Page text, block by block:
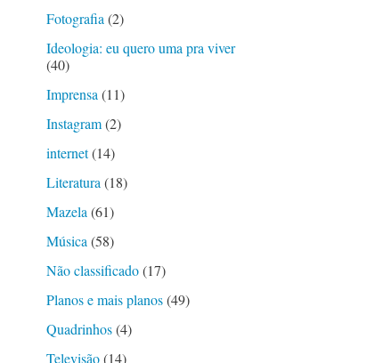
Fotografia(2)
Ideologia: eu quero uma pra viver
(40)
Imprensa(11)
Instagram(2)
internet(14)
Literatura(18)
Mazela(61)
Música(58)
Não classificado(17)
Planos e mais planos(49)
Quadrinhos(4)
Televisão(14)